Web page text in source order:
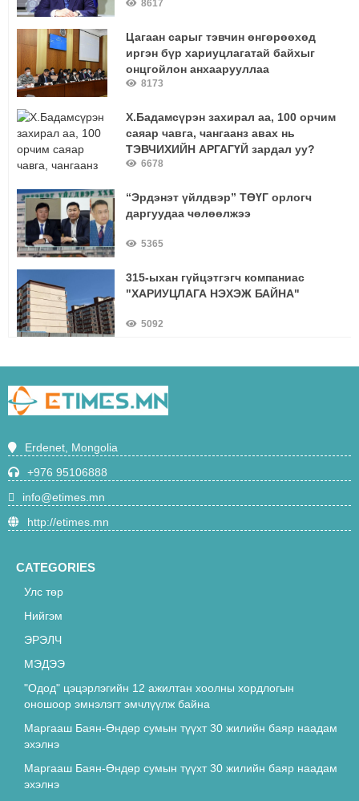
8617
Цагаан сарыг тэвчин өнгөрөөхөд
иргэн бүр хариуцлагатай байхыг
онцгойлон анхаарууллаа
8173
Х.Бадамсүрэн захирал аа, 100 орчим
саяар чавга, чангаанз авах нь
ТЭВЧИХИЙН АРГАГҮЙ зардал уу?
6678
“Эрдэнэт үйлдвэр” ТӨҮГ орлогч
даргуудаа чөлөөлжээ
5365
315-ыхан гүйцэтгэгч компаниас
"ХАРИУЦЛАГА НЭХЭЖ БАЙНА"
5092
сургалтын арга хэлбэрээр нөхөх
боломжгүй нь батлагдлаа"
5031
чиглэлийн суудлын галт тэрэг 21 цаг
4709
хоолны хордлогын оношоор
түдгэлзүүллээ
4641
ЗАЙЛШГҮЙ мэдэх ёстой зүйлс
Erdenet, Mongolia
+976 95106888
info@etimes.mn
http://etimes.mn
CATEGORIES
Улс төр
Нийгэм
ЭРЭЛЧ
МЭДЭЭ
"Одод" цэцэрлэгийн 12 ажилтан хоолны хордлогын
оношоор эмнэлэгт эмчлүүлж байна
Маргааш Баян-Өндөр сумын түүхт 30 жилийн баяр наадам
эхэлнэ
Маргааш Баян-Өндөр сумын түүхт 30 жилийн баяр наадам
эхэлнэ